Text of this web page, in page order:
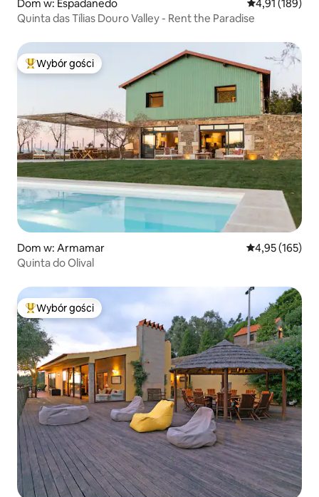
Dom w: Espadanedo Średnia
4,91 (189)
Quinta das Tílias Douro Valley - Rent the Paradise
Najpopularniejsze z kategorii Wybór gości
Wybór gości
Dom w: Armamar Średnia
4,95 (165)
Quinta do Olival
Najpopularniejsze z kategorii Wybór gości
Wybór gości